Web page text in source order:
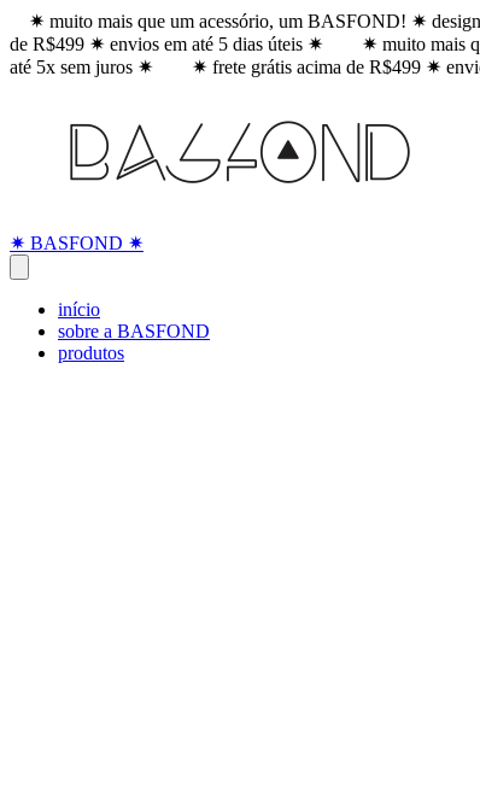
✷ muito mais que um acessório, um BASFOND! ✷
de R$499 ✷ envios em até 5 dias úteis ✷
✷ muito mais
até 5x sem juros ✷
✷ frete grátis acima de R$499 ✷
✷ BASFOND ✷
início
sobre a BASFOND
produtos